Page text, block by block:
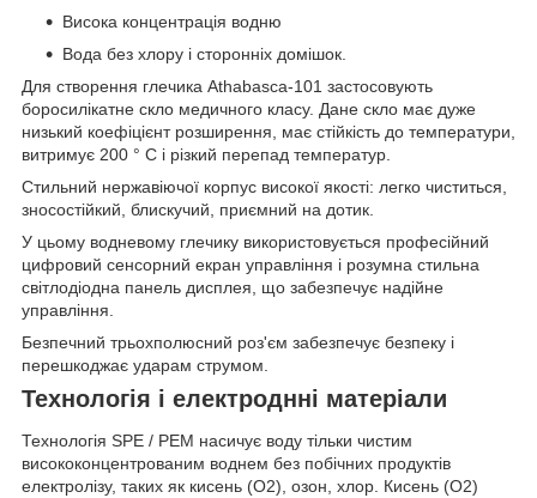
Висока концентрація водню
Вода без хлору і сторонніх домішок.
Для створення глечика Athabasca-101 застосовують
боросилікатне скло медичного класу. Дане скло має дуже
низький коефіцієнт розширення, має стійкість до температури,
витримує 200 ° C і різкий перепад температур.
Стильний нержавіючої корпус високої якості: легко чиститься,
зносостійкий, блискучий, приємний на дотик.
У цьому водневому глечику використовується професійний
цифровий сенсорний екран управління і розумна стильна
світлодіодна панель дисплея, що забезпечує надійне
управління.
Безпечний трьохполюсний роз'єм забезпечує безпеку і
перешкоджає ударам струмом.
Технологія і електроднні матеріали
Технологія SPE / PEM насичує воду тільки чистим
висококонцентрованим воднем без побічних продуктів
електролізу, таких як кисень (O2), озон, хлор. Кисень (О2)